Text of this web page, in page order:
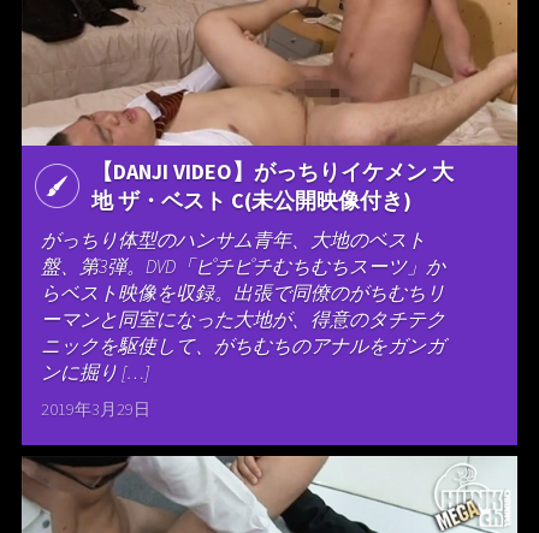
【DANJI VIDEO】がっちりイケメン 大
地 ザ・ベスト C(未公開映像付き)
がっちり体型のハンサム青年、大地のベスト
盤、第3弾。DVD「ピチピチむちむちスーツ」か
らベスト映像を収録。出張で同僚のがちむちリ
ーマンと同室になった大地が、得意のタチテク
ニックを駆使して、がちむちのアナルをガンガ
ンに掘り […]
2019年3月29日